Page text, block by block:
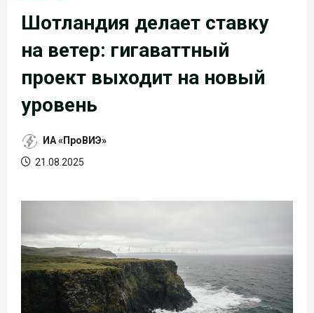
Шотландия делает ставку
на ветер: гигаваттный
проект выходит на новый
уровень
ИА «ПроВИЭ»
21.08.2025